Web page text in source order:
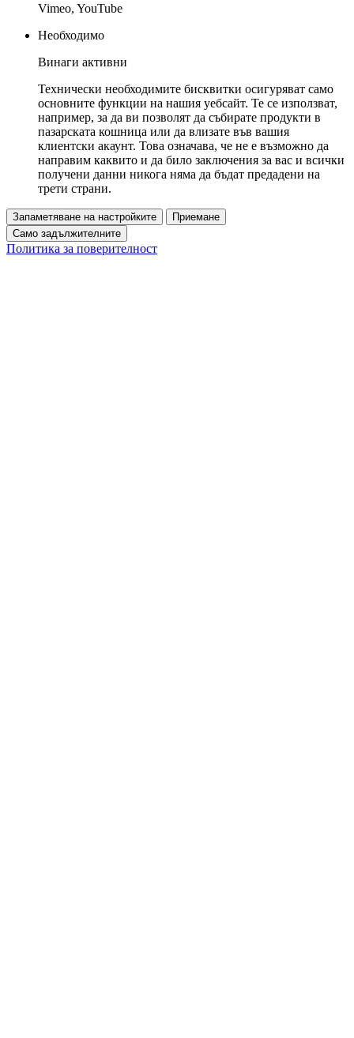
Vimeo, YouTube
Необходимо
Винаги активни
Технически необходимите бисквитки осигуряват само
основните функции на нашия уебсайт. Те се използват,
например, за да ви позволят да събирате продукти в
пазарската кошница или да влизате във вашия
клиентски акаунт. Това означава, че не е възможно да
направим каквито и да било заключения за вас и всички
получени данни никога няма да бъдат предадени на
трети страни.
Запаметяване на настройките
Приемане
Само задължителните
Политика за поверителност